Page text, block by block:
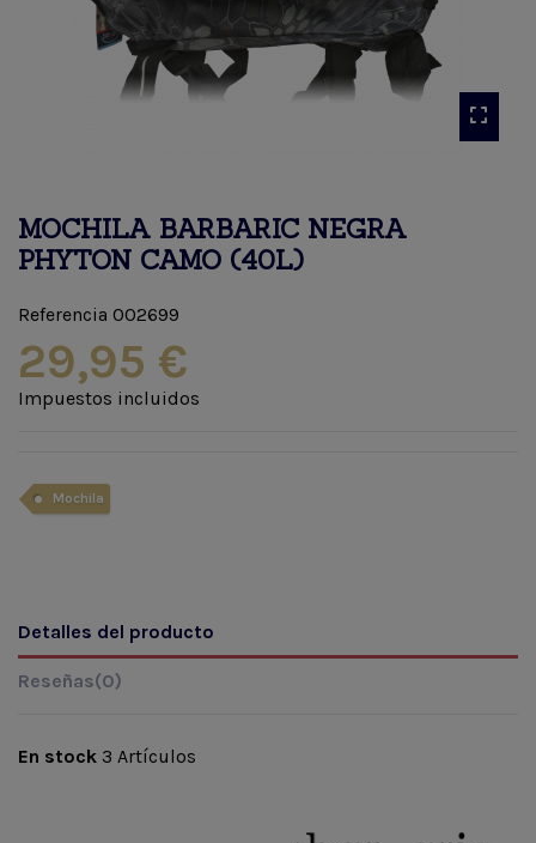
MOCHILA BARBARIC NEGRA
PHYTON CAMO (40L)
Referencia 002699
29,95 €
Impuestos incluidos
Mochila
Detalles del producto
Reseñas(0)
En stock 3 Artículos